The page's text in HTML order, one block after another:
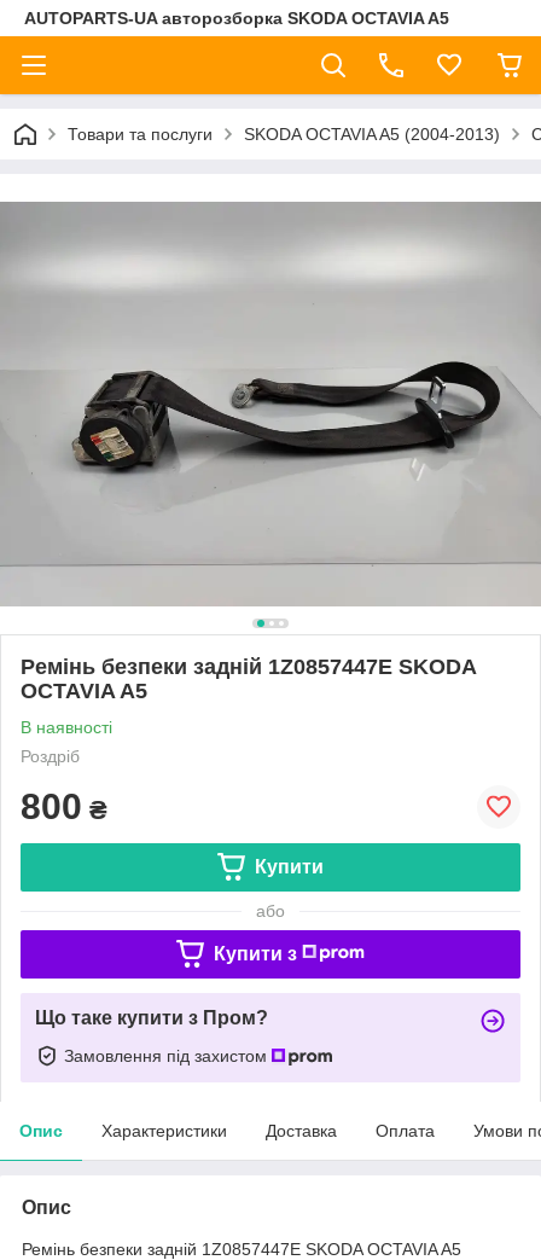
AUTOPARTS-UA авторозборка SKODA OCTAVIA A5
Товари та послуги SKODA OCTAVIA A5 (2004-2013)
Ремінь безпеки задній 1Z0857447E SKODA
OCTAVIA A5
В наявності
Роздріб
800 ₴
Купити
або
Купити з
Що таке купити з Пром?
Замовлення під захистом
Опис Характеристики Доставка Оплата Умови
Опис
Ремінь безпеки задній 1Z0857447E SKODA OCTAVIA A5